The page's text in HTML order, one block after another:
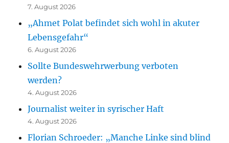
7. August 2026
„Ahmet Polat befindet sich wohl in akuter
Lebensgefahr“
6. August 2026
Sollte Bundeswehrwerbung verboten
werden?
4. August 2026
Journalist weiter in syrischer Haft
4. August 2026
Florian Schroeder: „Manche Linke sind blind